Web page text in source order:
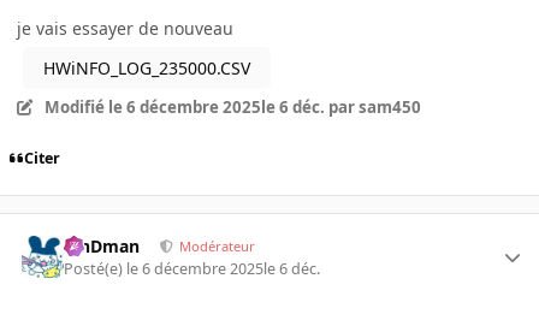
je vais essayer de nouveau
HWiNFO_LOG_235000.CSV
Modifié le 6 décembre 2025le 6 déc. par sam450
Citer
RinDman Modérateur
Posté(e) le 6 décembre 2025le 6 déc.